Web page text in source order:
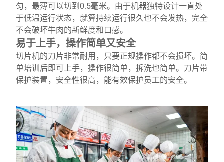
匀，最薄可以切到0.5毫米。由于机器独特设计一直处
于低温运行状态，就算持续运行很久也不会发热，完全
不会破坏牛肉的新鲜度和口感。
易于上手，操作简单又安全
切片机的刀片非常耐用，只要正规操作都不会损坏。简
单培训后即可上手，操作很简单，拆洗也简单。刀片带
保护装置，安全性很高，能有效保护员工的安全。